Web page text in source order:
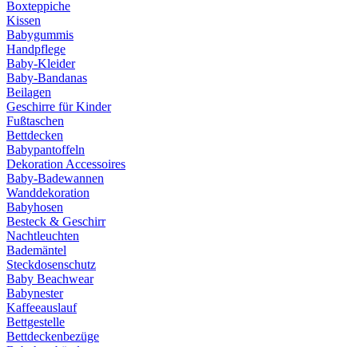
Boxteppiche
Kissen
Babygummis
Handpflege
Baby-Kleider
Baby-Bandanas
Beilagen
Geschirre für Kinder
Fußtaschen
Bettdecken
Babypantoffeln
Dekoration Accessoires
Baby-Badewannen
Wanddekoration
Babyhosen
Besteck & Geschirr
Nachtleuchten
Bademäntel
Steckdosenschutz
Baby Beachwear
Babynester
Kaffeeauslauf
Bettgestelle
Bettdeckenbezüge